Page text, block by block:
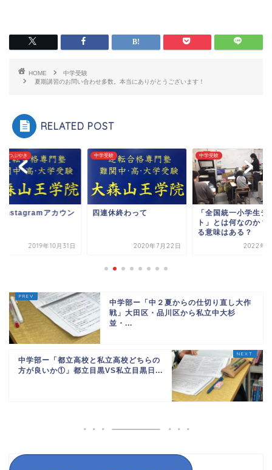
HOME
中学受験
夏期講習のお問い合わせ多数。本当にありがとうございます！
RELATED POST
のつぶやき
Instagramアカウン
2019年10月31日
中学受験
四連休終わって
2020年7月22日
中学受験
「全国統一小学生テ
ト」とは何なのか？
る意味はある？
2022年6
中学部ー「中２夏からの仕切り直し大作
戦」大田区・品川区から私立中大杉
並・...
中学部ー「都立高校と私立高校どちらの
方が良いか①」都立目黒VS私立目黒日...